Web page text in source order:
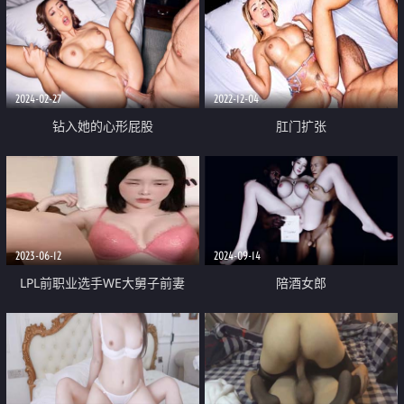
2024-02-27
钻入她的心形屁股
2022-12-04
肛门扩张
2023-06-12
LPL前职业选手WE大舅子前妻
【yuka金提莫】首次啪啪定制 五
月电动道具轮番上高潮白浆
2024-09-14
陪酒女郎